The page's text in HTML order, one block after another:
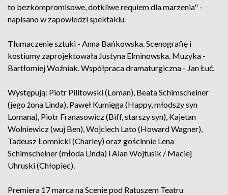
to bezkompromisowe, dotkliwe requiem dla marzenia" -
napisano w zapowiedzi spektaklu.
Tłumaczenie sztuki - Anna Bańkowska. Scenografię i
kostiumy zaprojektowała Justyna Elminowska. Muzyka -
Bartłomiej Woźniak. Współpraca dramaturgiczna - Jan Łuć.
Występują: Piotr Pilitowski (Loman), Beata Schimscheiner
(jego żona Linda), Paweł Kumięga (Happy, młodszy syn
Lomana), Piotr Franasowicz (Biff, starszy syn), Kajetan
Wolniewicz (wuj Ben), Wojciech Lato (Howard Wagner),
Tadeusz Łomnicki (Charley) oraz gościnnie Lena
Schimscheiner (młoda Linda) i Alan Wojtusik / Maciej
Uhruski (Chłopiec).
Premiera 17 marca na Scenie pod Ratuszem Teatru